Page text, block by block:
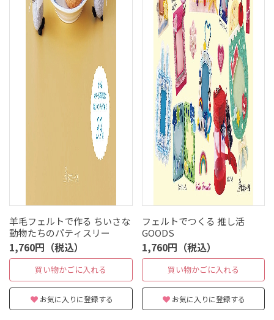
羊毛フェルトで作る ちいさな
動物たちのパティスリー
1,760円（税込）
買い物かごに入れる
お気に入りに登録する
フェルトでつくる 推し活
GOODS
1,760円（税込）
買い物かごに入れる
お気に入りに登録する